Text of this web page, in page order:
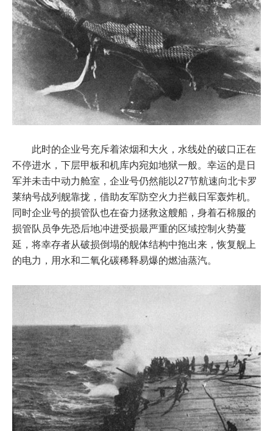
此时的企业号充斥着浓烟和大火，水线处的破口正在
不停进水，下层甲板和机库内宛如地狱一般。幸运的是日
军并未击中动力舱室，企业号仍然能以27节航速向北卡罗
莱纳号战列舰靠拢，借助友军防空火力拦截日军轰炸机。
同时企业号的损管队也在奋力拯救这艘船，身着石棉服的
损管队员争先恐后地冲进受损最严重的区域控制火势蔓
延，将幸存者从破损倒塌的舰体结构中拖出来，恢复舰上
的电力，用水和二氧化碳稀释易爆的燃油蒸汽。